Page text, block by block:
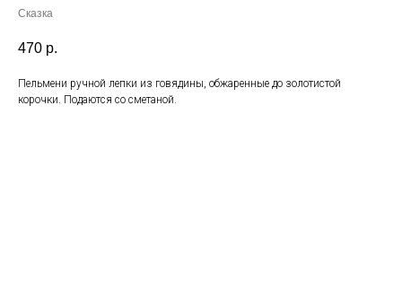
Сказка
470 р.
Пельмени ручной лепки из говядины, обжаренные до золотистой
корочки. Подаются со сметаной.